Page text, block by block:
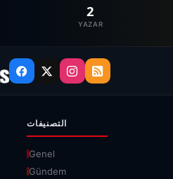
2
YAZAR
التصنيفات
Genel
Gündem